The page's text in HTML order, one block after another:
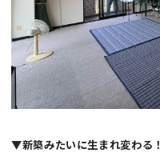
▼新築みたいに生まれ変わる！